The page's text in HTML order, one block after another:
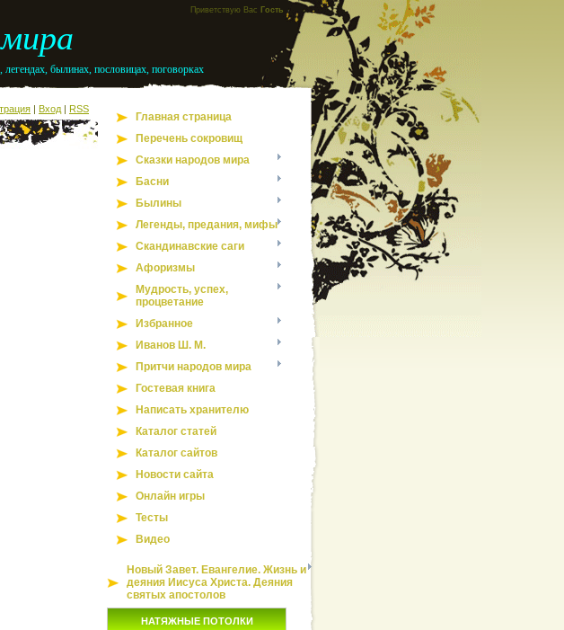
Приветствую Вас Гость
былинах, пословицах, поговорках
| Вход | RSS
Главная страница
Перечень сокровищ
Сказки народов мира
Басни
Былины
Легенды, предания, мифы
Скандинавские саги
Афоризмы
Мудрость, успех,
процветание
Избранное
Иванов Ш. М.
Притчи народов мира
Гостевая книга
Написать хранителю
Каталог статей
Каталог сайтов
Новости сайта
Онлайн игры
Тесты
Видео
Новый Завет. Евангелие. Жизнь и
деяния Иисуса Христа. Деяния
святых апостолов
НАТЯЖНЫЕ ПОТОЛКИ